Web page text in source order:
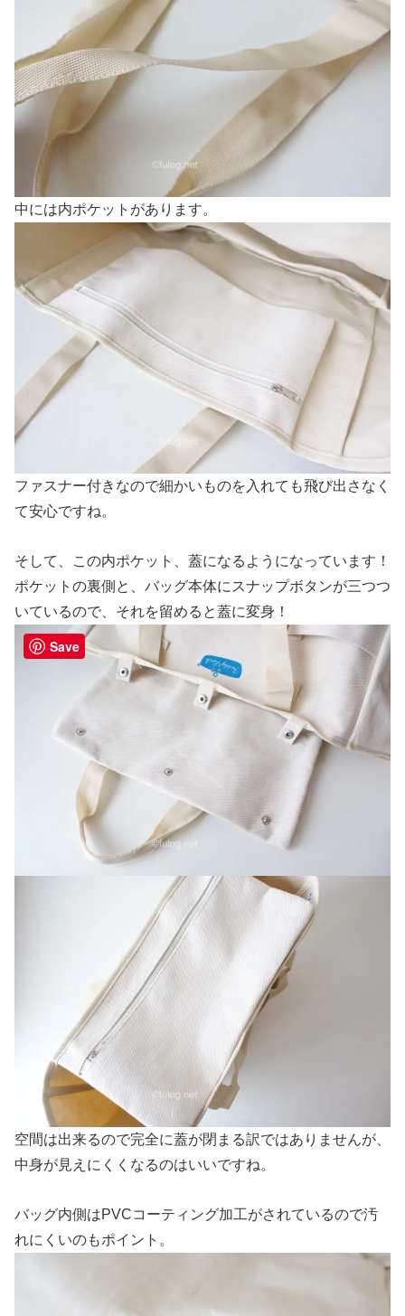
中には内ポケットがあります。
ファスナー付きなので細かいものを入れても飛び出さなく
て安心ですね。
そして、この内ポケット、蓋になるようになっています！
ポケットの裏側と、バッグ本体にスナップボタンが三つつ
いているので、それを留めると蓋に変身！
空間は出来るので完全に蓋が閉まる訳ではありませんが、
中身が見えにくくなるのはいいですね。
バッグ内側はPVCコーティング加工がされているので汚
れにくいのもポイント。
Save